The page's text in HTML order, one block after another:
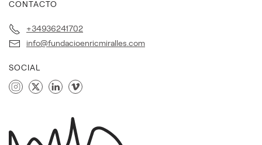
CONTACTO
+34936241702
info@fundacioenricmiralles.com
SOCIAL